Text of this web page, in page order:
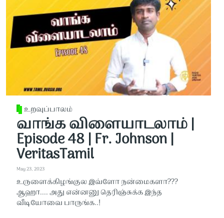
உறவுப்பாலம்
வாங்க விளையாடலாம் |
Episode 48 | Fr. Johnson |
VeritasTamil
May 23, 2023
உருளைக்கிழங்குல இவ்ளோ நன்மைகளா???
ஆஹா.... அது என்னனு தெரிஞ்சுக்க இந்த
வீடியோவை பாருங்க..!